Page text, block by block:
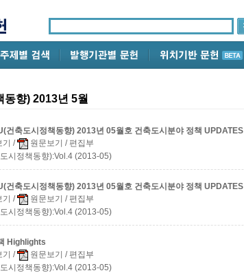
향) 2013년 5월
건축도시정책동향) 2013년 05월호 건축도시분야 정책 UPDATES
/ 원문보기 / 편집부
시정책동향):Vol.4 (2013-05)
건축도시정책동향) 2013년 05월호 건축도시분야 정책 UPDATES
/ 원문보기 / 편집부
시정책동향):Vol.4 (2013-05)
Highlights
/ 원문보기 / 편집부
시정책동향):Vol.4 (2013-05)